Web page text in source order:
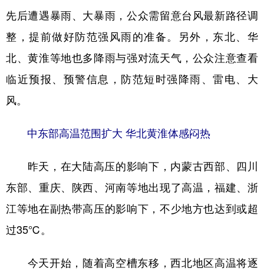
先后遭遇暴雨、大暴雨，公众需留意台风最新路径调
整，提前做好防范强风雨的准备。另外，东北、华
北、黄淮等地也多降雨与强对流天气，公众注意查看
临近预报、预警信息，防范短时强降雨、雷电、大
风。
中东部高温范围扩大 华北黄淮体感闷热
昨天，在大陆高压的影响下，内蒙古西部、四川
东部、重庆、陕西、河南等地出现了高温，福建、浙
江等地在副热带高压的影响下，不少地方也达到或超
过35℃。
今天开始，随着高空槽东移，西北地区高温将逐